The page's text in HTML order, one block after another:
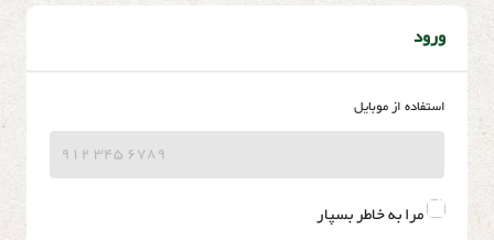
ورود
استفاده از موبایل
مرا به خاطر بسپار